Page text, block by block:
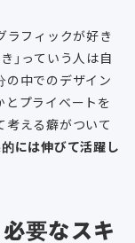
ラフィックが好き
」っていう人は自
の中でのデザイン
とプライベートを
考える癖がついて
には伸びて活躍し
要なスキ